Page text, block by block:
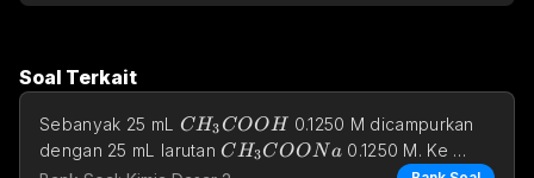
Soal Terkait
Sebanyak 25 mL CH_3COOH
CH3COOH 0.1250 M dicampurkan
dengan 25 mL larutan CH_3COONa
CH3COONa 0.1250 M. Ke